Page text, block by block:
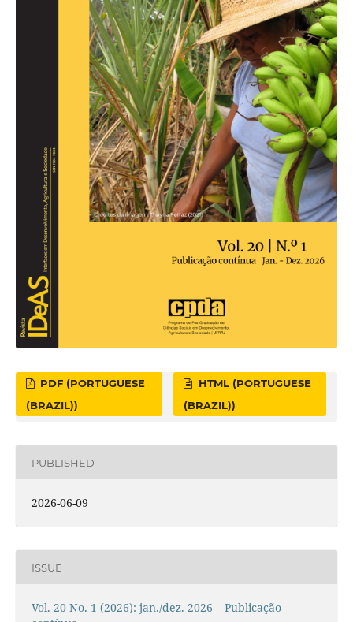
PDF (PORTUGUESE
(BRAZIL))
HTML (PORTUGUESE
(BRAZIL))
PUBLISHED
2026-06-09
ISSUE
Vol. 20 No. 1 (2026): jan./dez. 2026 – Publicação